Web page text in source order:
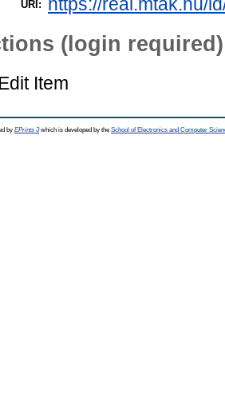
URI:
(login required)
Item
by EPrints 3which is developed by the School of Electronics and Computer